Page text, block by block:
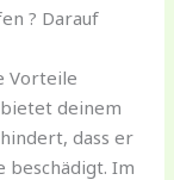
? Darauf
Vorteile
deinem
dass er
beschädigt. Im